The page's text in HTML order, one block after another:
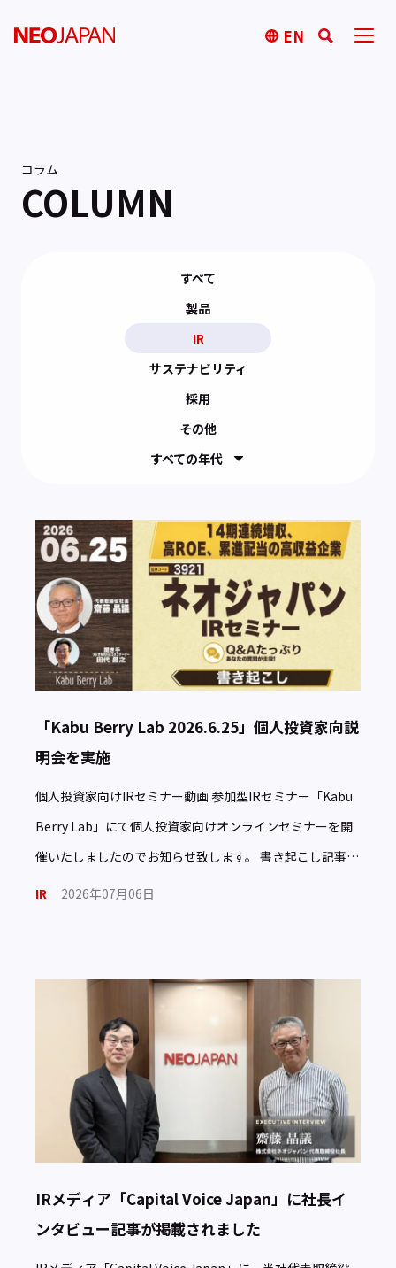
EN
コラム
COLUMN
すべて
製品
IR
サステナビリティ
採用
その他
すべての年代
「Kabu Berry Lab 2026.6.25」個人投資家向説
明会を実施
個人投資家向けIRセミナー動画 参加型IRセミナー「Kabu
Berry Lab」にて個人投資家向けオンラインセミナーを開
催いたしましたのでお知らせ致します。 書き起こし記事は
こちら 代表であり創業者でもあり現役エンジニ […]
IR 2026年07月06日
IRメディア「Capital Voice Japan」に社長イ
ンタビュー記事が掲載されました